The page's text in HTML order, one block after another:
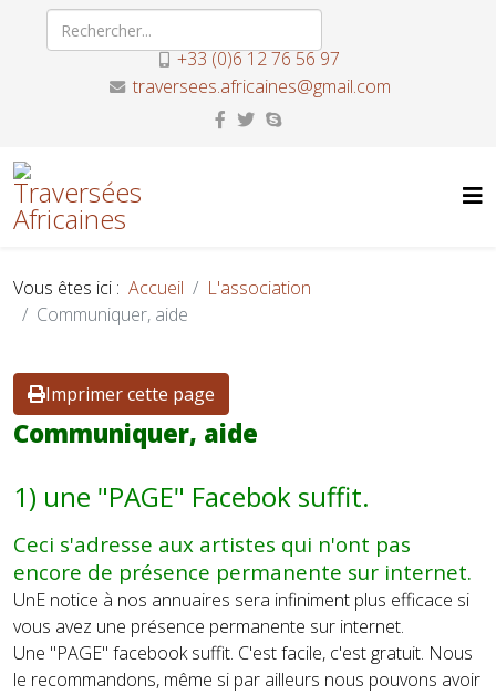
+33 (0)6 12 76 56 97
traversees.africaines@gmail.com
Vous êtes ici : Accueil
L'association
Communiquer, aide
Imprimer cette page
Communiquer, aide
1) une "PAGE" Facebok suffit.
Ceci s'adresse aux artistes qui n'ont pas
encore de présence permanente sur internet.
UnE notice à nos annuaires sera infiniment plus efficace si
vous avez une présence permanente sur internet.
Une "PAGE" facebook suffit. C'est facile, c'est gratuit. Nous
le recommandons, même si par ailleurs nous pouvons avoir